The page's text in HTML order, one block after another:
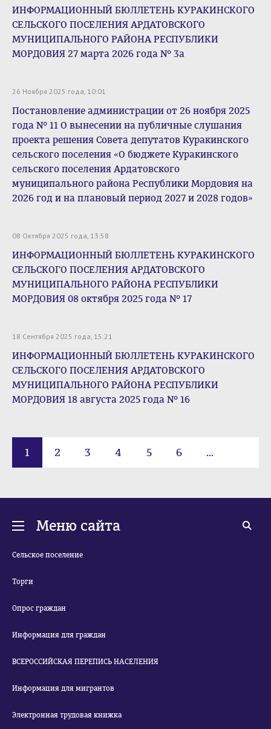
ИНФОРМАЦИОННЫЙ БЮЛЛЕТЕНЬ КУРАКИНСКОГО
СЕЛЬСКОГО ПОСЕЛЕНИЯ АРДАТОВСКОГО
МУНИЦИПАЛЬНОГО РАЙОНА РЕСПУБЛИКИ
МОРДОВИЯ 27 марта 2026 года № 3а
26 Ноября 2025 года, 10:01
Постановление администрации от 26 ноября 2025
года № 11 О вынесении на публичные слушания
проекта решения Совета депутатов Куракинского
сельского поселения «О бюджете Куракинского
сельского поселения Ардатовского
муниципального района Республики Мордовия на
2026 год и на плановый период 2027 и 2028 годов»
08 Октября 2025 года, 13:58
ИНФОРМАЦИОННЫЙ БЮЛЛЕТЕНЬ КУРАКИНСКОГО
СЕЛЬСКОГО ПОСЕЛЕНИЯ АРДАТОВСКОГО
МУНИЦИПАЛЬНОГО РАЙОНА РЕСПУБЛИКИ
МОРДОВИЯ 08 октября 2025 года № 17
18 Сентября 2025 года, 15:21
ИНФОРМАЦИОННЫЙ БЮЛЛЕТЕНЬ КУРАКИНСКОГО
СЕЛЬСКОГО ПОСЕЛЕНИЯ АРДАТОВСКОГО
МУНИЦИПАЛЬНОГО РАЙОНА РЕСПУБЛИКИ
МОРДОВИЯ 18 августа 2025 года № 16
1 2 3 4 5 6 ...
Меню сайта
Сельское поселение
Торги
Опрос граждан
Информация для граждан
ВСЕРОССИЙСКАЯ ПЕРЕПИСЬ НАСЕЛЕНИЯ
Информация для мигрантов
Электронная трудовая книжка